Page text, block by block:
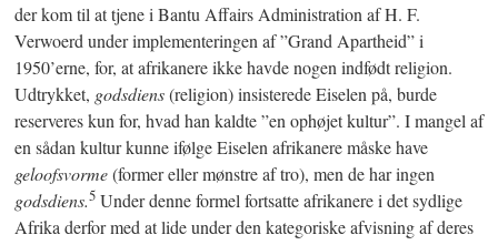
der kom til at tjene i Bantu Affairs Administration af H. F.
Verwoerd under implementeringen af ”Grand Apartheid” i
1950’erne, for, at afrikanere ikke havde nogen indfødt religion.
Udtrykket, godsdiens(religion) insisterede Eiselen på, burde
reserveres kun for, hvad han kaldte ”en ophøjet kultur”. I mangel af
en sådan kultur kunne ifølge Eiselen afrikanere måske have
geloofsvorme(former eller mønstre af tro), men de har ingen
godsdiens.5 Under denne formel fortsatte afrikanere i det sydlige
Afrika derfor med at lide under den kategoriske afvisning af deres